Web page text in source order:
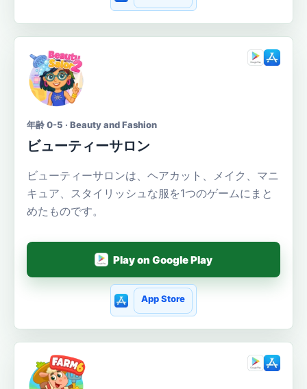
年齢 0-5 · Beauty and Fashion
ビューティーサロン
ビューティーサロンは、ヘアカット、メイク、マニ
キュア、スタイリッシュな服を1つのゲームにまと
めたものです。
Play on Google Play
App Store